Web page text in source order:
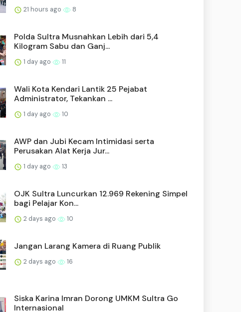
21 hours ago 8
Polda Sultra Musnahkan Lebih dari 5,4
Kilogram Sabu dan Ganj...
1 day ago 11
Wali Kota Kendari Lantik 25 Pejabat
Administrator, Tekankan ...
1 day ago 10
AWP dan Jubi Kecam Intimidasi serta
Perusakan Alat Kerja Jur...
1 day ago 13
OJK Sultra Luncurkan 12.969 Rekening Simpel
bagi Pelajar Kon...
2 days ago 10
Jangan Larang Kamera di Ruang Publik
2 days ago 16
Siska Karina Imran Dorong UMKM Sultra Go
Internasional